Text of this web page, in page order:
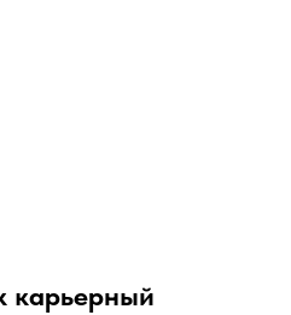
карьерный